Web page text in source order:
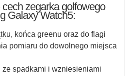
zegarka golfowego
Galaxy Watch5:
końca greenu oraz do flagi
pomiaru do dowolnego miejsca
ze spadkami i wzniesieniami